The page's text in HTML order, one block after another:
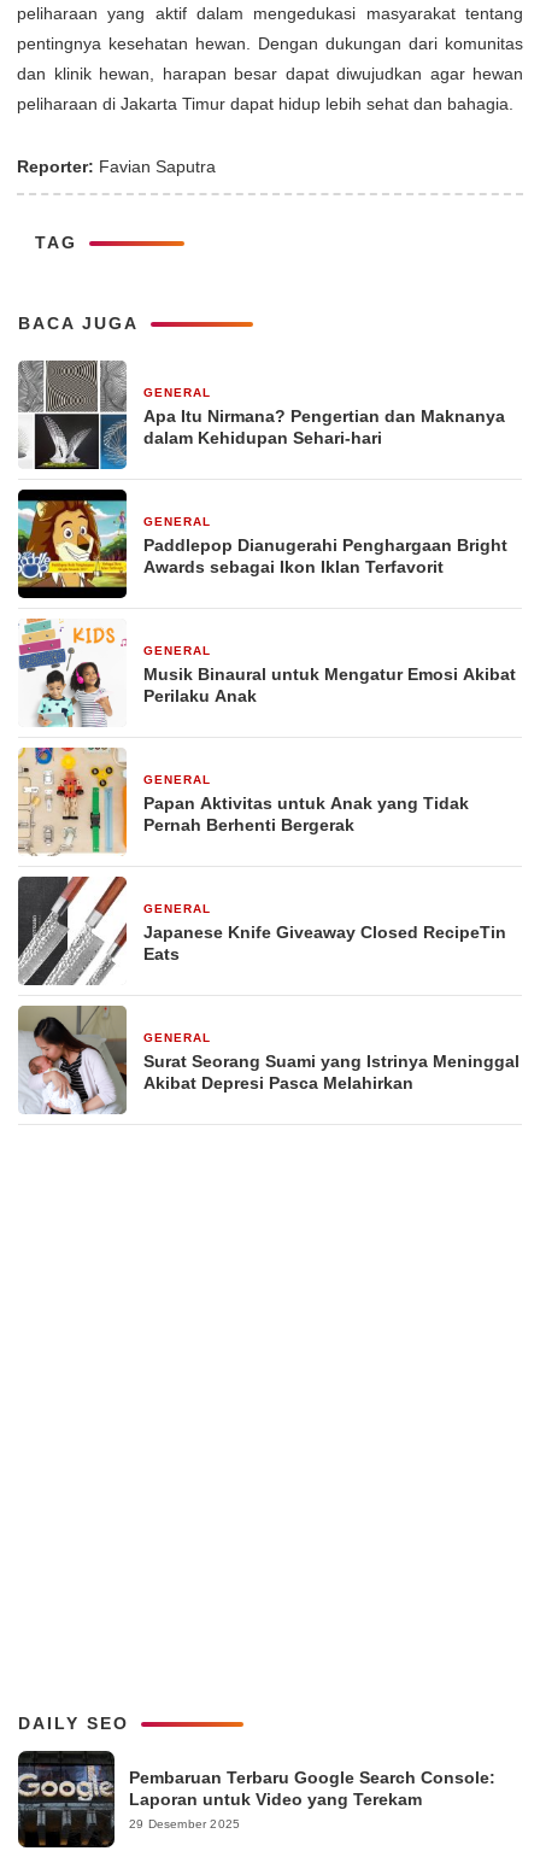
peliharaan yang aktif dalam mengedukasi masyarakat tentang
pentingnya kesehatan hewan. Dengan dukungan dari komunitas
dan klinik hewan, harapan besar dapat diwujudkan agar hewan
peliharaan di Jakarta Timur dapat hidup lebih sehat dan bahagia.
Reporter: Favian Saputra
TAG
BACA JUGA
GENERAL
Apa Itu Nirmana? Pengertian dan Maknanya
dalam Kehidupan Sehari-hari
GENERAL
Paddlepop Dianugerahi Penghargaan Bright
Awards sebagai Ikon Iklan Terfavorit
GENERAL
Musik Binaural untuk Mengatur Emosi Akibat
Perilaku Anak
GENERAL
Papan Aktivitas untuk Anak yang Tidak
Pernah Berhenti Bergerak
GENERAL
Japanese Knife Giveaway Closed RecipeTin
Eats
GENERAL
Surat Seorang Suami yang Istrinya Meninggal
Akibat Depresi Pasca Melahirkan
DAILY SEO
Pembaruan Terbaru Google Search Console:
Laporan untuk Video yang Terekam
29 Desember 2025